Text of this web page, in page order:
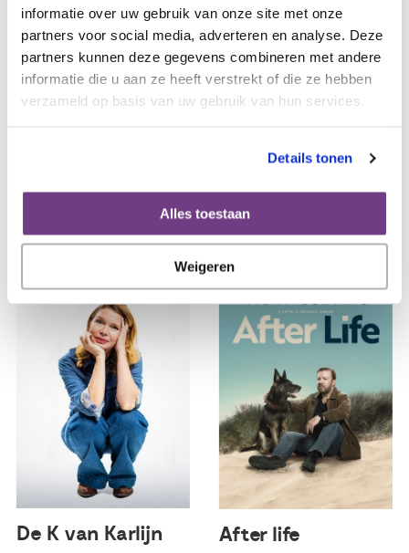
informatie over uw gebruik van onze site met onze
partners voor social media, adverteren en analyse. Deze
partners kunnen deze gegevens combineren met andere
informatie die u aan ze heeft verstrekt of die ze hebben
verzameld op basis van uw gebruik van hun services.
Details tonen
Alles toestaan
Weigeren
Series
De K van Karlijn After life